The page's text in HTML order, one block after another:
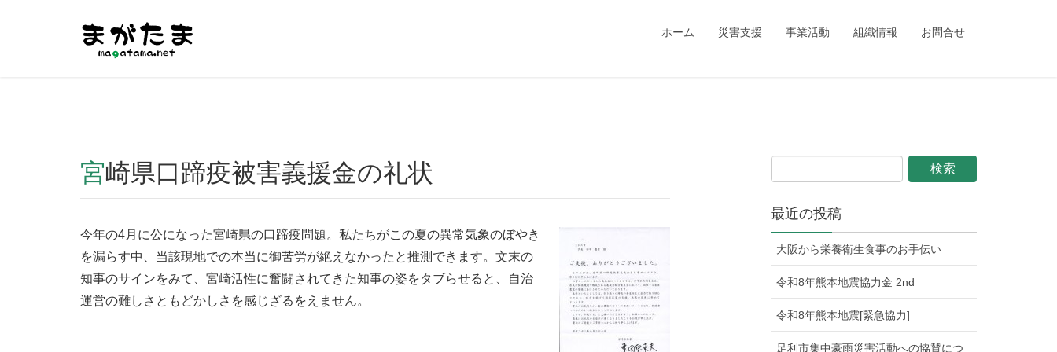
: Undefined array key "HTTP_REFERER" in /home/r2549115/public_html/magatama.net/wp-content/themes/lightning_child/single.php on line1
ホーム 災害支援 事業活動 組織情報 お問合せ
宮崎県口蹄疫被害義援金の礼状
今年の4月に公になった宮崎県の口蹄疫問題。私たちがこの夏の異常気象のぼやき
を漏らす中、当該現地での本当に御苦労が絶えなかったと推測できます。文末の
知事のサインをみて、宮崎活性に奮闘されてきた知事の姿をタブらせると、自治
運営の難しさともどかしさを感じざるをえません。
最近の投稿
大阪から栄養衛生食事のお手伝い
令和8年熊本地震協力金 2nd
令和8年熊本地震[緊急協力]
足利市集中豪雨災害活動への協賛につ